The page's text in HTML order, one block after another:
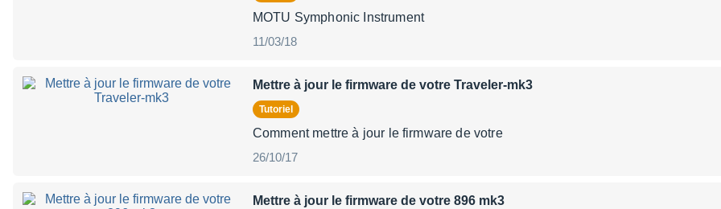
MOTU Symphonic
11/03/18
Mettre à jour le firmware de votre Traveler-mk3
Tutoriel
Comment mettre à jour le firmware de votre
26/10/17
Mettre à jour le firmware de votre 896 mk3